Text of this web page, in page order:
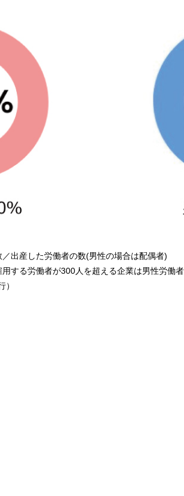
出産した労働者の数(男性の場合は配偶者)
する労働者が300人を超える企業は男性労働